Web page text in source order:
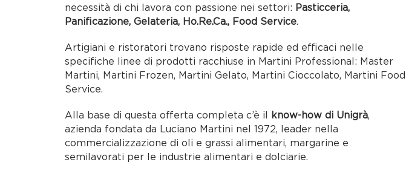
necessità di chi lavora con passione nei settori: Pasticceria,
Panificazione, Gelateria, Ho.Re.Ca., Food Service.
Artigiani e ristoratori trovano risposte rapide ed efficaci nelle
specifiche linee di prodotti racchiuse in Martini Professional: Master
Martini, Martini Frozen, Martini Gelato, Martini Cioccolato, Martini Food
Service.
Alla base di questa offerta completa c’è il know-how di Unigrà,
azienda fondata da Luciano Martini nel 1972, leader nella
commercializzazione di oli e grassi alimentari, margarine e
semilavorati per le industrie alimentari e dolciarie.